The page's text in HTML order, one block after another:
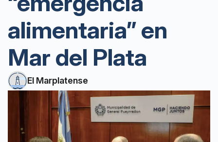
alimentaria” en
Mar del Plata
El Marplatense